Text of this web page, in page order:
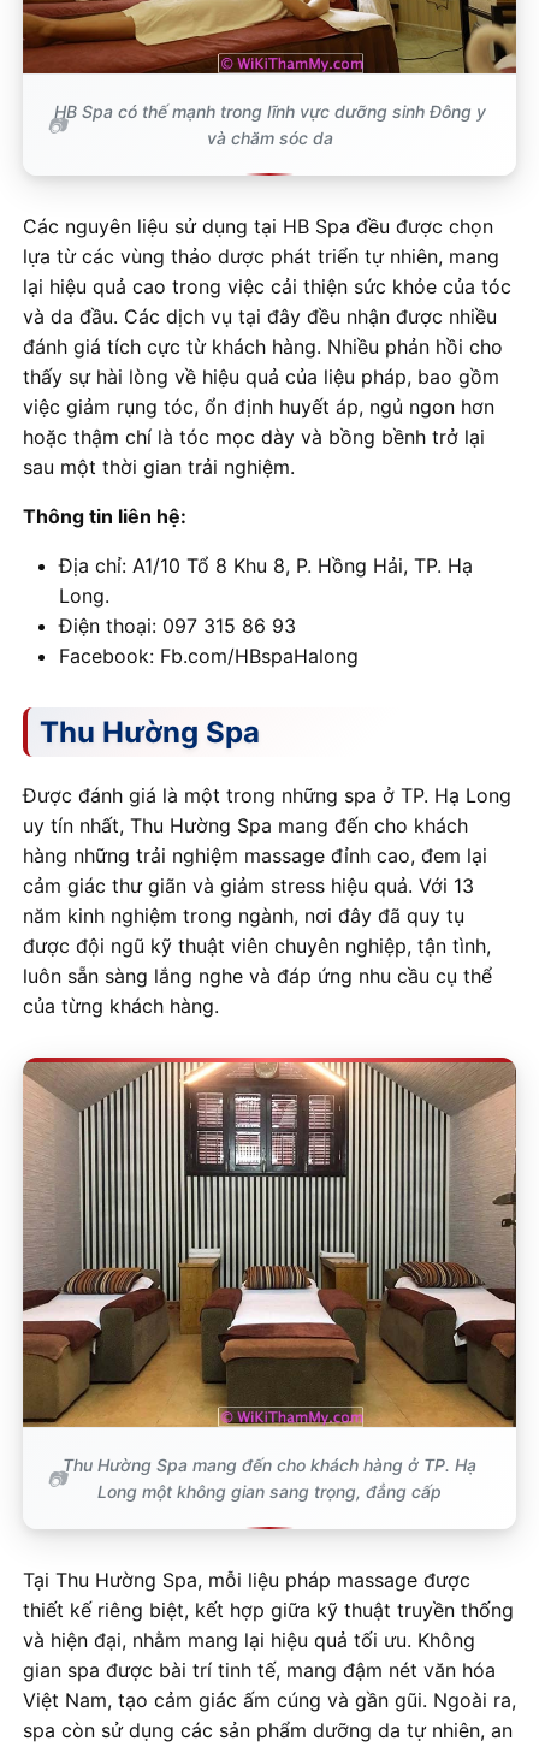
HB Spa có thế mạnh trong lĩnh vực dưỡng sinh Đông y
và chăm sóc da
Các nguyên liệu sử dụng tại HB Spa đều được chọn
lựa từ các vùng thảo dược phát triển tự nhiên, mang
lại hiệu quả cao trong việc cải thiện sức khỏe của tóc
và da đầu​​. Các dịch vụ tại đây đều nhận được nhiều
đánh giá tích cực từ khách hàng. Nhiều phản hồi cho
thấy sự hài lòng về hiệu quả của liệu pháp, bao gồm
việc giảm rụng tóc, ổn định huyết áp, ngủ ngon hơn
hoặc thậm chí là tóc mọc dày và bồng bềnh trở lại
sau một thời gian trải nghiệm.
Thông tin liên hệ:
Địa chỉ: A1/10 Tổ 8 Khu 8, P. Hồng Hải, TP. Hạ
Long.
Điện thoại: 097 315 86 93
Facebook: Fb.com/HBspaHalong
Thu Hường Spa
Được đánh giá là một trong những spa ở TP. Hạ Long
uy tín nhất, Thu Hường Spa mang đến cho khách
hàng những trải nghiệm massage đỉnh cao, đem lại
cảm giác thư giãn và giảm stress hiệu quả. Với 13
năm kinh nghiệm trong ngành, nơi đây đã quy tụ
được đội ngũ kỹ thuật viên chuyên nghiệp, tận tình,
luôn sẵn sàng lắng nghe và đáp ứng nhu cầu cụ thể
của từng khách hàng.
Thu Hường Spa mang đến cho khách hàng ở TP. Hạ
Long một không gian sang trọng, đẳng cấp
Tại Thu Hường Spa, mỗi liệu pháp massage được
thiết kế riêng biệt, kết hợp giữa kỹ thuật truyền thống
và hiện đại, nhằm mang lại hiệu quả tối ưu. Không
gian spa được bài trí tinh tế, mang đậm nét văn hóa
Việt Nam, tạo cảm giác ấm cúng và gần gũi. Ngoài ra,
spa còn sử dụng các sản phẩm dưỡng da tự nhiên, an